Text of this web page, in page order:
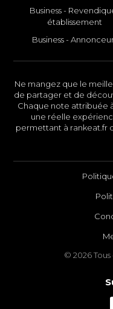
Business -
établissement
Business -
Ne mangez que le
de partager et de
Chaque note attribuée
une réelle
permettant à rankeat.fr
© 2026